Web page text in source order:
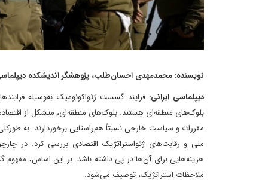
نویسنده: محمدمهدی احسان‌طلب، پژوهشگر اندیشکده
دیپلماسی ایرانی: فرایند گسست ژئواکونومیک به‌وسیله
بلوک‌های منطقه‌ای هستند. بلوک‌های منطقه‌ای، متشکل از
مقررات و سیاست خارجی نسبتاً هم‌راستایی برخوردارند. به
ملی و رقابت‌های ژئواستراتژیک اقتصادی بررسی کرد. در
هزینه‌هایی برای آن‌ها در پی داشته باشد. بر این اساس،
ملاحظات استراتژیک، توصیف می‌شود.